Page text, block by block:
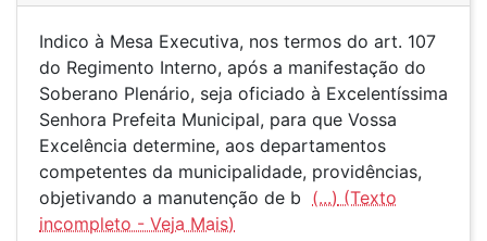
Indico à Mesa Executiva, nos termos do art. 107
do Regimento Interno, após a manifestação do
Soberano Plenário, seja oficiado à Excelentíssima
Senhora Prefeita Municipal, para que Vossa
Excelência determine, aos departamentos
competentes da municipalidade, providências,
objetivando a manutenção de b (...)